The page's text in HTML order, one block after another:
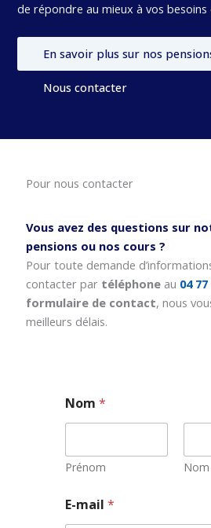
de répondre au mieux à vos besoins
En savoir plus sur nos
Nous contacter
Pour nous contacter
Vous avez des questions sur
pensions ou nos cours ?
Pour toute demande
contacter par téléphoneau 04
formulaire de contact, nous
meilleurs délais.
Nom*
Prénom Nom
E-mail*